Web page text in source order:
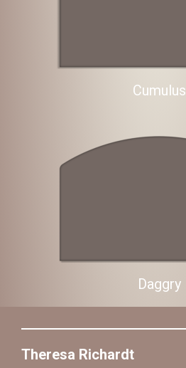
Cumulus
Daggry
Theresa Richardt